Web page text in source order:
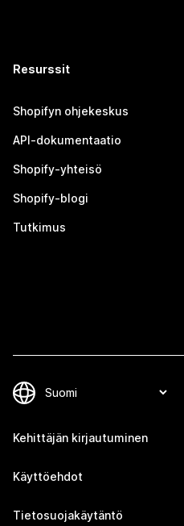
Resurssit
Shopifyn ohjekeskus
API-dokumentaatio
Shopify-yhteisö
Shopify-blogi
Tutkimus
Kehittäjän kirjautuminen
Käyttöehdot
Tietosuojakäytäntö